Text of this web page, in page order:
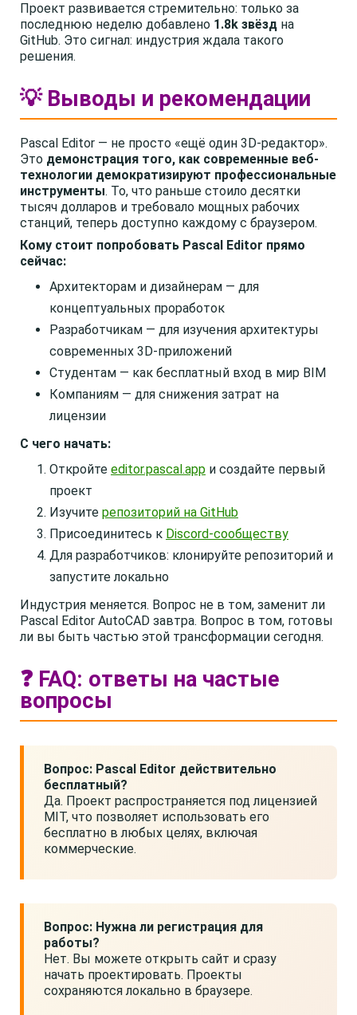
Проект развивается стремительно: только за
последнюю неделю добавлено 1.8k звёзд на
GitHub. Это сигнал: индустрия ждала такого
решения.
💡 Выводы и рекомендации
Pascal Editor — не просто «ещё один 3D-редактор».
Это демонстрация того, как современные веб-
технологии демократизируют профессиональные
инструменты. То, что раньше стоило десятки
тысяч долларов и требовало мощных рабочих
станций, теперь доступно каждому с браузером.
Кому стоит попробовать Pascal Editor прямо
сейчас:
Архитекторам и дизайнерам — для
концептуальных проработок
Разработчикам — для изучения архитектуры
современных 3D-приложений
Студентам — как бесплатный вход в мир BIM
Компаниям — для снижения затрат на
лицензии
С чего начать:
Откройте editor.pascal.app и создайте первый
проект
Изучите репозиторий на GitHub
Присоединитесь к Discord-сообществу
Для разработчиков: клонируйте репозиторий и
запустите локально
Индустрия меняется. Вопрос не в том, заменит ли
Pascal Editor AutoCAD завтра. Вопрос в том, готовы
ли вы быть частью этой трансформации сегодня.
❓ FAQ: ответы на частые
вопросы
Вопрос: Pascal Editor действительно
бесплатный?
Да. Проект распространяется под лицензией
MIT, что позволяет использовать его
бесплатно в любых целях, включая
коммерческие.
Вопрос: Нужна ли регистрация для
работы?
Нет. Вы можете открыть сайт и сразу
начать проектировать. Проекты
сохраняются локально в браузере.